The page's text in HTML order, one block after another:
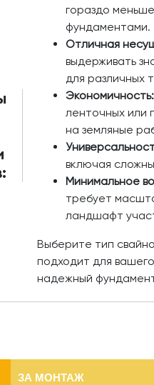
гораздо
фундаментами.
Отличная
выдерживать
для различных
Экономичность:
ленточных или
на земляные
включая
Минимальное
требует
ландшафт
Выберите тип
подходит для
надежный
ЗА МОНТАЖ